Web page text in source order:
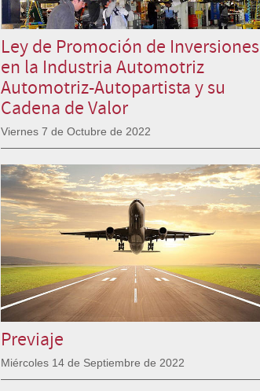
Ley de Promoción de Inversiones
en la Industria Automotriz
Automotriz-Autopartista y su
Cadena de Valor
Viernes 7 de Octubre de 2022
Previaje
Miércoles 14 de Septiembre de 2022